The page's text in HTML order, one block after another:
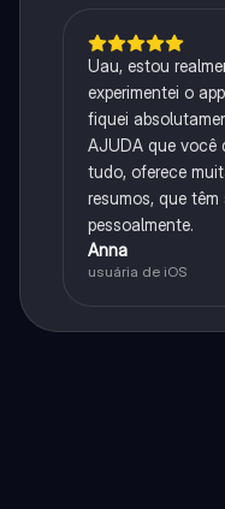
Uau, estou
experimentei o
fiquei
AJUDA que você
tudo, oferece
resumos, que
pessoalmente.
Anna
usuária de iOS